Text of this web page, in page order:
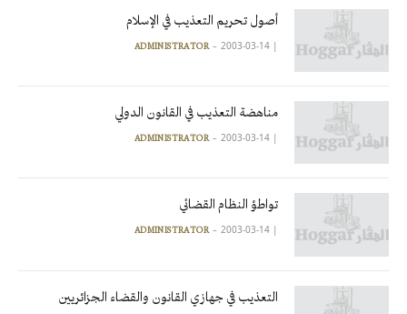
أصول تحريم التعذيب في الإسلام
|
ADMINISTRATOR 2003-03-14
مناهضة التعذيب في القانون الدولي
|
ADMINISTRATOR 2003-03-14
تواطؤ النظام القضائي
|
ADMINISTRATOR 2003-03-14
التعذيب في جهازي القانون والقضاء الجزائريين